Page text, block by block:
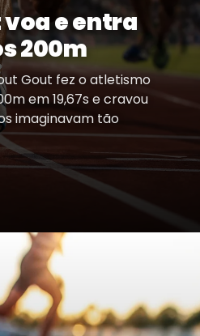
voa e entra
200m
Gout fez o atletismo
em 19,67s e cravou
imaginavam tão